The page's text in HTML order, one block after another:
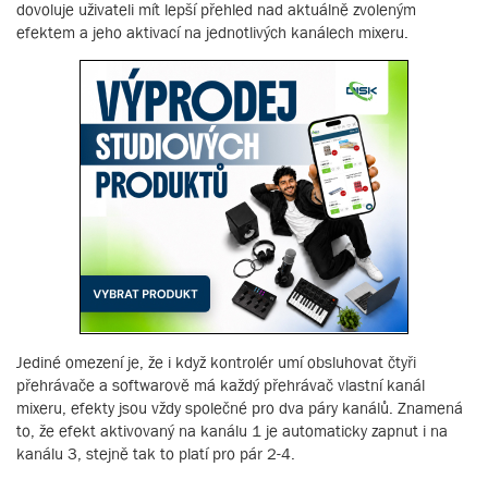
dovoluje uživateli mít lepší přehled nad aktuálně zvoleným
efektem a jeho aktivací na jednotlivých kanálech mixeru.
Jediné omezení je, že i když kontrolér umí obsluhovat čtyři
přehrávače a softwarově má každý přehrávač vlastní kanál
mixeru, efekty jsou vždy společné pro dva páry kanálů. Znamená
to, že efekt aktivovaný na kanálu 1 je automaticky zapnut i na
kanálu 3, stejně tak to platí pro pár 2-4.